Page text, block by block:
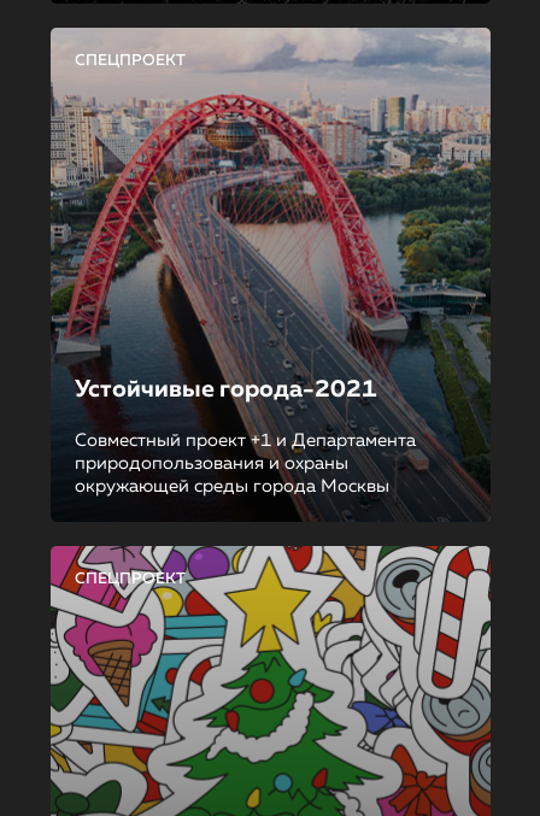
СПЕЦПРОЕКТ
Устойчивые города-2021
Совместный проект +1 и Департамента
природопользования и охраны
окружающей среды города Москвы
СПЕЦПРОЕКТ